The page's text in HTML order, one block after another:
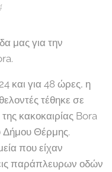
μας για την
και για 48 ώρες, η
τέθηκε σε
κακοκαιρίας Bora
Δήμου Θέρμης.
που είχαν
παράπλευρων οδών